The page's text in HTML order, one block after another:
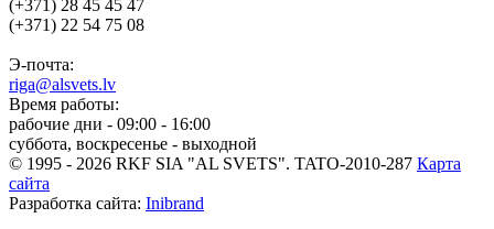
(+371) 28 45 45 47
(+371) 22 54 75 08
Э-почта:
riga@alsvets.lv
Время работы:
рабочие дни - 09:00 - 16:00
суббота, воскресенье - выходной
© 1995 - 2026 RKF SIA "AL SVETS". TATO-2010-287 Карта
сайта
Разработка сайта: Inibrand